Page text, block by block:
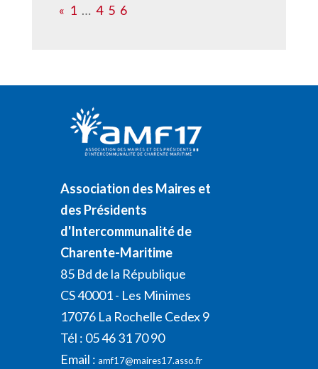
« 1 … 4 5 6
Association des Maires et
des Présidents
d'Intercommunalité de
Charente-Maritime
85 Bd de la République
CS 40001 - Les Minimes
17076 La Rochelle Cedex 9
Tél : 05 46 31 70 90
Email : amf17@maires17.asso.fr